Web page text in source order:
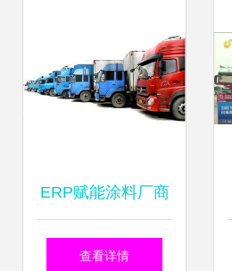
ERP赋能涂料厂商
精细化管理生产流
查看详情